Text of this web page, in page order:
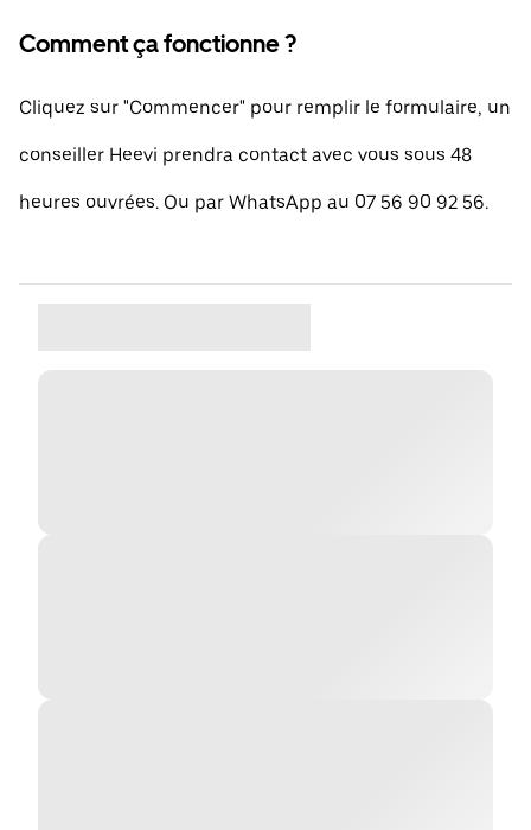
Comment ça fonctionne ?
Cliquez sur "Commencer" pour remplir le formulaire, un
conseiller Heevi prendra contact avec vous sous 48
heures ouvrées. Ou par WhatsApp au 07 56 90 92 56.